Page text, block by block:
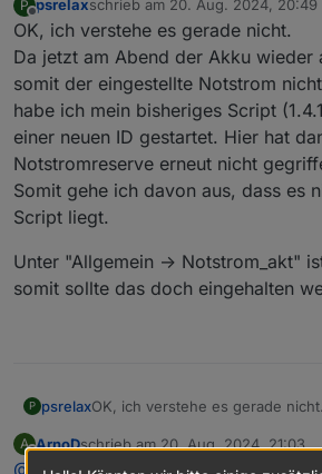
P
Offline
psrelaxschrieb am 20. Aug. 2024, 20:49
zuletzt editiert von
OK, ich verstehe es gerade nicht.
Da jetzt am Abend der Akku wieder
somit der eingestellte Notstrom
habe ich mein bisheriges Script
einer neuen ID gestartet. Hier hat
Notstromreserve erneut nicht
Somit gehe ich davon aus, dass es
Script liegt.
Unter "Allgemein -> Notstrom_akt"
somit sollte das doch eingehalten
P psrelaxOK, ich verstehe es gerade nicht.
somit der eingestellte Notstrom
habe ich mein bisheriges Script
Unter "Allgemein ->
somit sollte das doch
A ArnoDschrieb am20. Aug. 2024, 21:03
zuletzt editiert von
@
psrelax